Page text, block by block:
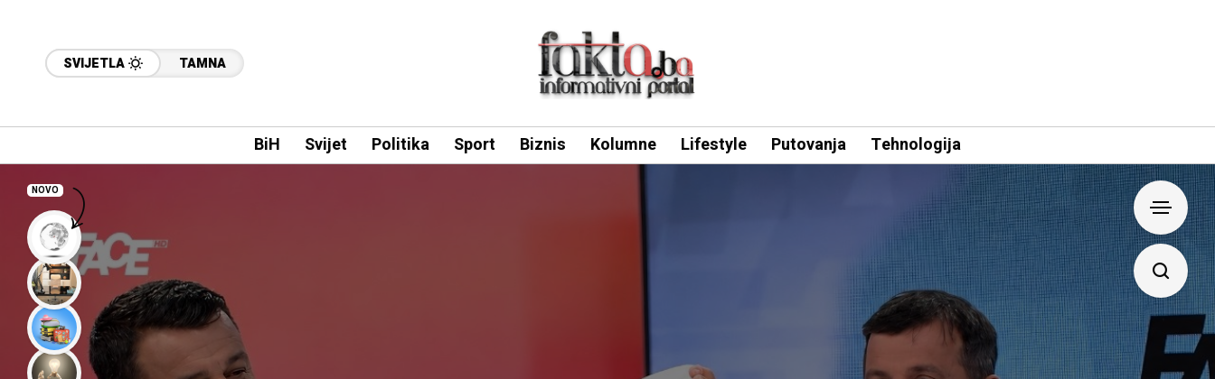
SVIJETLA TAMNA
BiH Svijet Politika Sport Biznis Kolumne Lifestyle Putovanja Tehnologija
NOVO